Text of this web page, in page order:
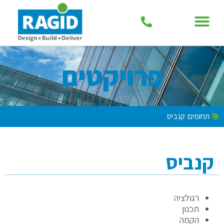
פרויקטים
תחומים: קנביס
קנביס
רגולציה
תכנון
הקמה